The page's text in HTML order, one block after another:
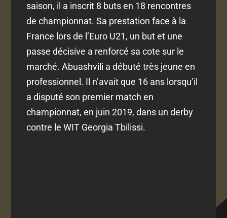
saison, il a inscrit 8 buts en 18 rencontres
de championnat. Sa prestation face à la
France lors de l’Euro U21, un but et une
passe décisive a renforcé sa cote sur le
marché. Abuashvili a débuté très jeune en
professionnel. Il n’avait que 16 ans lorsqu’il
a disputé son premier match en
championnat, en juin 2019, dans un derby
contre le WIT Georgia Tbilissi.